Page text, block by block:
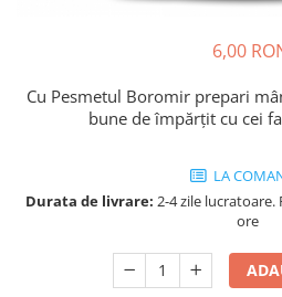
Fursecuri
Fursecuri cu unt
Chec cu iaurt
6,00
Cu Pesmetul Boromir prepari
bune de împărțit cu cei
LA
Durata de livrare: 2-4 zile lucratoare.
ore